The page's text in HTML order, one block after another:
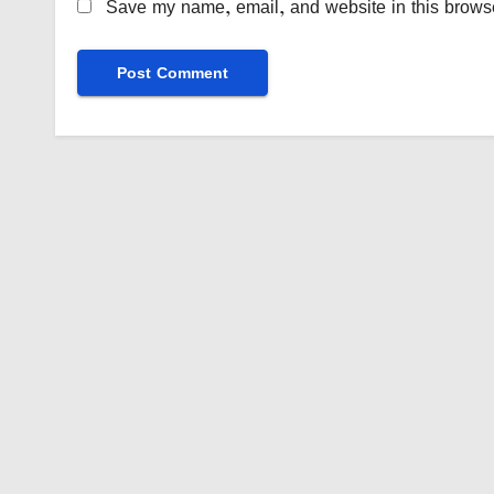
Save my name, email, and website in this